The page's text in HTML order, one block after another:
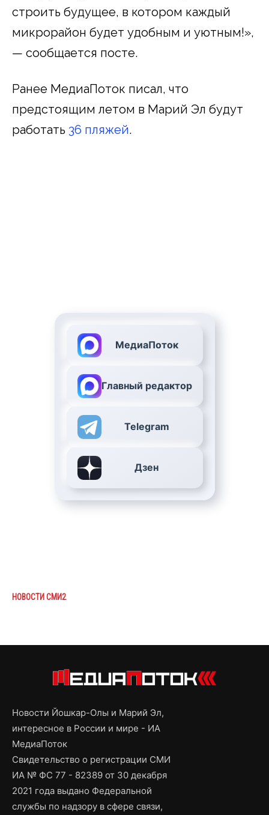
строить будущее, в котором каждый
микрорайон будет удобным и уютным!»,
— сообщается посте.
Ранее МедиаПоток писал, что
предстоящим летом в Марий Эл будут
работать 36 пляжей.
МедиаПоток
Главный редактор
Telegram
Дзен
НОВОСТИ СМИ2
Новости Йошкар-Олы и Марий Эл,
интересное в России и мире - ИА
МедиаПоток
Свидетельство о регистрации СМИ
ИА № ФС 77 - 82389 от 30 декабря
2021 года выдано Федеральной
службы по надзору в сфере связи,